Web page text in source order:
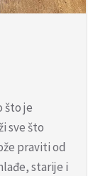
što je
sve što
praviti od
starije i